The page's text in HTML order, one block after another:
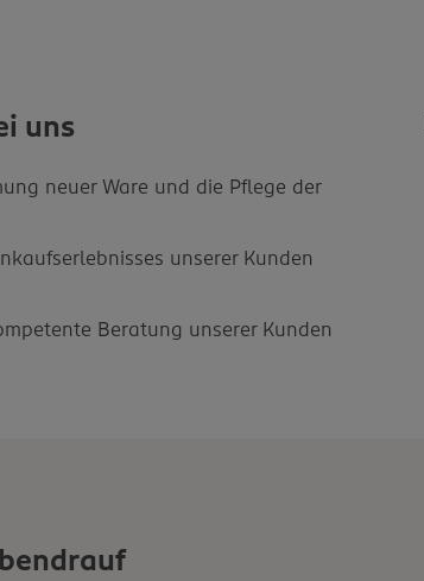
uns
neuer Ware und die Pflege der
unserer Kunden
Beratung unserer Kunden